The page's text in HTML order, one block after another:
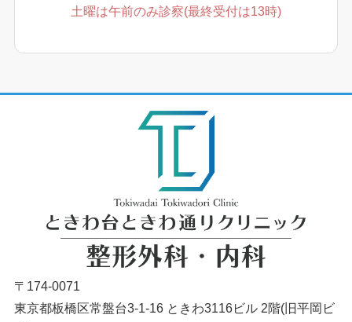
土曜は午前のみ診察(最終受付は13時)
〒174-0071
東京都板橋区常盤台3-1-16 ときわ3116ビル 2階(旧平岡ビ